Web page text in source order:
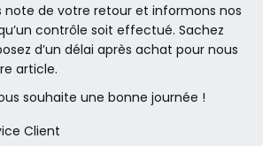
note de votre retour et informons nos
contrôle soit effectué. Sachez
d’un délai après achat pour nous
article.
souhaite une bonne journée !
Client